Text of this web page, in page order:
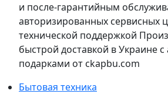
и после-гарантийным
авторизированных сервисных
технической поддержкой
быстрой доставкой в Украине
подарками от ckapbu.com
Бытовая техника